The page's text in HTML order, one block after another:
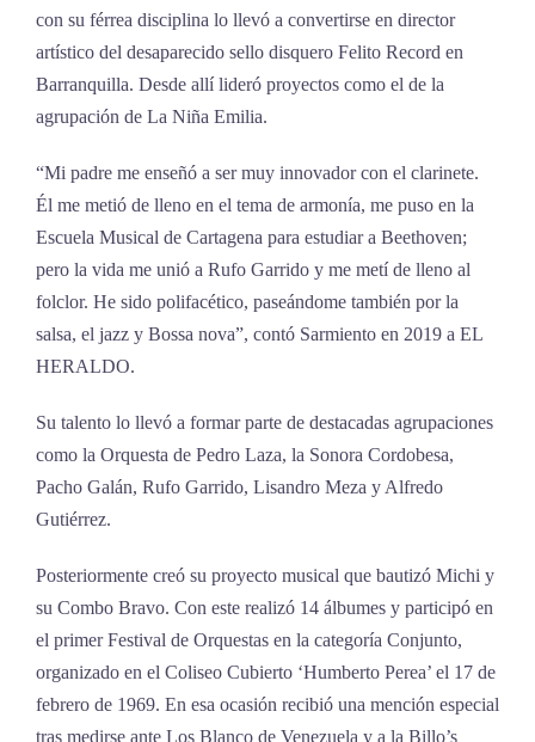
con su férrea disciplina lo llevó a convertirse en director
artístico del desaparecido sello disquero Felito Record en
Barranquilla. Desde allí lideró proyectos como el de la
agrupación de La Niña Emilia.
“Mi padre me enseñó a ser muy innovador con el clarinete.
Él me metió de lleno en el tema de armonía, me puso en la
Escuela Musical de Cartagena para estudiar a Beethoven;
pero la vida me unió a Rufo Garrido y me metí de lleno al
folclor. He sido polifacético, paseándome también por la
salsa, el jazz y Bossa nova”, contó Sarmiento en 2019 a EL
HERALDO.
Su talento lo llevó a formar parte de destacadas agrupaciones
como la Orquesta de Pedro Laza, la Sonora Cordobesa,
Pacho Galán, Rufo Garrido, Lisandro Meza y Alfredo
Gutiérrez.
Posteriormente creó su proyecto musical que bautizó Michi y
su Combo Bravo. Con este realizó 14 álbumes y participó en
el primer Festival de Orquestas en la categoría Conjunto,
organizado en el Coliseo Cubierto ‘Humberto Perea’ el 17 de
febrero de 1969. En esa ocasión recibió una mención especial
tras medirse ante Los Blanco de Venezuela y a la Billo’s